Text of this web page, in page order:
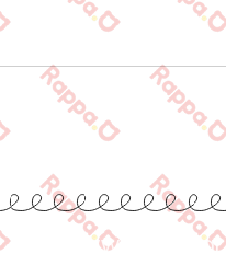
www.rappa.gr